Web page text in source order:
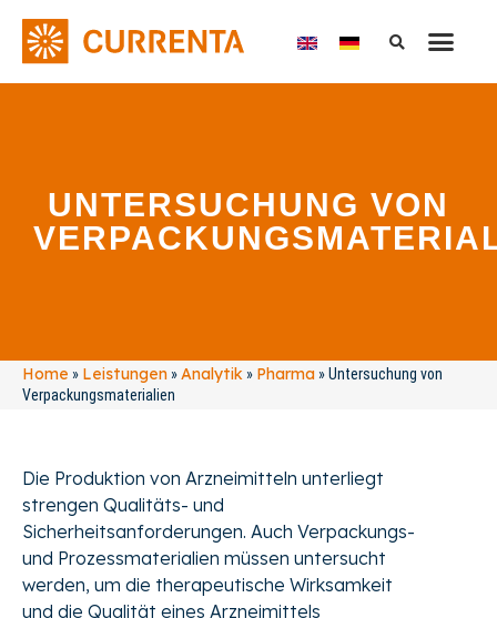
UNTERSUCHUNG VON
Home » Leistungen »Analytik » Pharma »Untersuchung von
Verpackungsmaterialien
Die Produktion von Arzneimitteln unterliegt
strengen Qualitäts- und
Sicherheitsanforderungen. Auch Verpackungs-
und Prozessmaterialien müssen untersucht
werden, um die therapeutische Wirksamkeit
und die Qualität eines Arzneimittels